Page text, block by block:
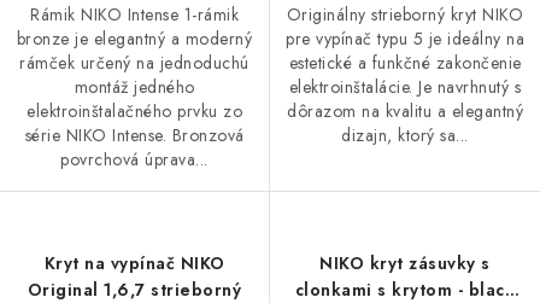
Rámik NIKO Intense 1-rámik
bronze je elegantný a moderný
rámček určený na jednoduchú
montáž jedného
elektroinštalačného prvku zo
série NIKO Intense. Bronzová
povrchová úprava...
Originálny strieborný kryt NIKO
pre vypínač typu 5 je ideálny na
estetické a funkčné zakončenie
elektroinštalácie. Je navrhnutý s
dôrazom na kvalitu a elegantný
dizajn, ktorý sa...
Kryt na vypínač NIKO
Original 1,6,7 strieborný
NIKO kryt zásuvky s
clonkami s krytom - black